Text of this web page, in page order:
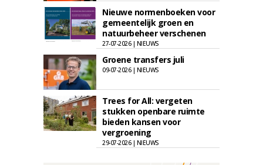
Nieuwe normenboeken voor
gemeentelijk groen en
natuurbeheer verschenen
27-07-2026 | NIEUWS
Groene transfers juli
09-07-2026 | NIEUWS
Trees for All: vergeten
stukken openbare ruimte
bieden kansen voor
vergroening
29-07-2026 | NIEUWS